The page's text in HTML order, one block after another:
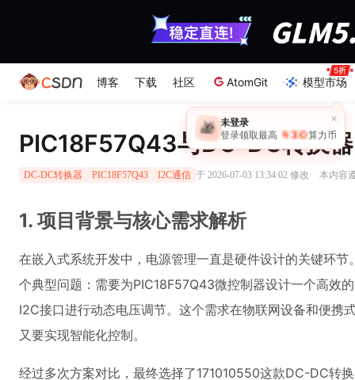
博客 下载 社区 AtomGit 模型市场
PIC18F57Q43与DC-DC转换
DC-DC转换器 PIC18F57Q43 I2C通信 于 2026-07-03 13:34:02 修改· 本内容
1. 项目背景与核心需求解析
在嵌入式系统开发中，电源管理一直是硬件设计的关键环
个典型问题：需要为PIC18F57Q43微控制器设计一个高效
I2C接口进行动态电压调节。这个需求在物联网设备和便
又要实现智能化控制。
经过多次方案对比，最终选择了171010550这款DC-DC转